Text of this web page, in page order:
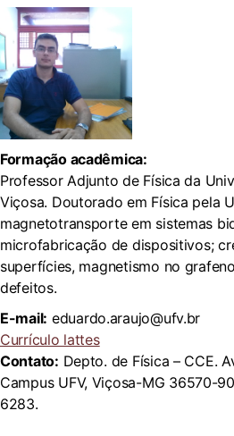
Formação acadêmica:
Professor Adjunto de Física da
Viçosa. Doutorado em Física pela
magnetotransporte em sistemas
microfabricação de dispositivos;
superfícies, magnetismo no
defeitos.
E-mail: eduardo.araujo@ufv.br
Currículo lattes
Contato: Depto. de Física – CCE.
Campus UFV, Viçosa-MG 36570-
6283.